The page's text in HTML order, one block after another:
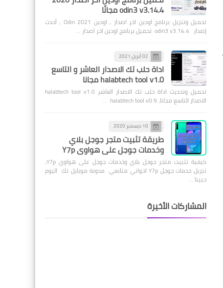
odin3 v3.14.4 مجانًا
تحميل وتنزيل برنامج اودين اخر اصدار ، اودين Odin 2021 ، أحدث
إصدار odin3 v3.14.4 تحميل برنامج اودين اخر اصدار …
02 أبريل 2021
اداة حلب تك الاصدار العاشر و التاسع
halabtech tool v1.0 مجانا
تحميل وتحديث اداة حلب تك الاصدار العاشر halabtech tool v1.0
الاصدار التاسع مجانا، halabtech tool v0.9 …
10 ديسمبر 2020
طريقة تثبيت متجر جوجل بلاي
وخدمات جوجل على هواوي Y7p
كيفية تثبيت متجر جوجل بلاي وخدمات جوجل على هواوي Y7p،
تنزيل خدمات جوجل Y7p اخواني متابعي مدونة موبايل تك اليوم
حبينا …
المشاركات الأخيرة